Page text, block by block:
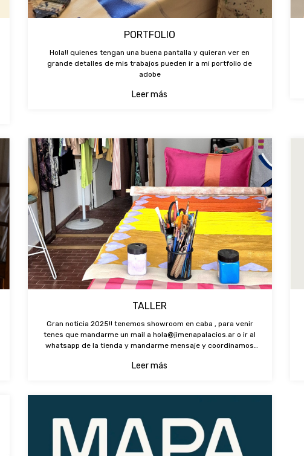
PORTFOLIO
Hola!! quienes tengan una buena pantalla y quieran ver en
grande detalles de mis trabajos pueden ir a mi portfolio de
adobe
Leer más
TALLER
Gran noticia 2025!! tenemos showroom en caba , para venir
tenes que mandarme un mail ahola@jimenapalacios.ar o ir al
whatsapp de la tienda y mandarme mensaje y coordinamos
Leer más